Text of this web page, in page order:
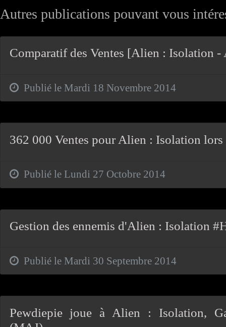
Autres publications pouvant vous
Comparatif des Ventes [Alien : Isolation
Publié le Mardi 18 Novembre 2014
362 000 Ventes pour Alien : Isolation lors
Publié le Lundi 27 Octobre 2014
Gestion des ennemis d'Alien : Isolation
Publié le Mardi 30 Septembre 2014
Pewdiepie joue à Alien : Isolation,